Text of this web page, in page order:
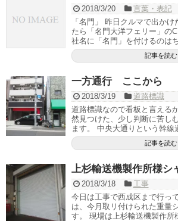
2018/3/20
言葉・表記
「名門」 昨日クルマで出か
たら「名門大洋フェリー」の
社名に「名門」を付けるのは
記事を読む
一方通行 ここから
2018/3/19
道路標識
道路標識なので看板と言える
然見つけた、少し判断に苦し
ます。 中央大通りという幹線
記事を読む
上杉輸送機製作所様シ
2018/3/18
工事
今日は工事で西成区まで行っ
は、今月取リ付けられた重量
す。 現場は上杉輸送機製作所